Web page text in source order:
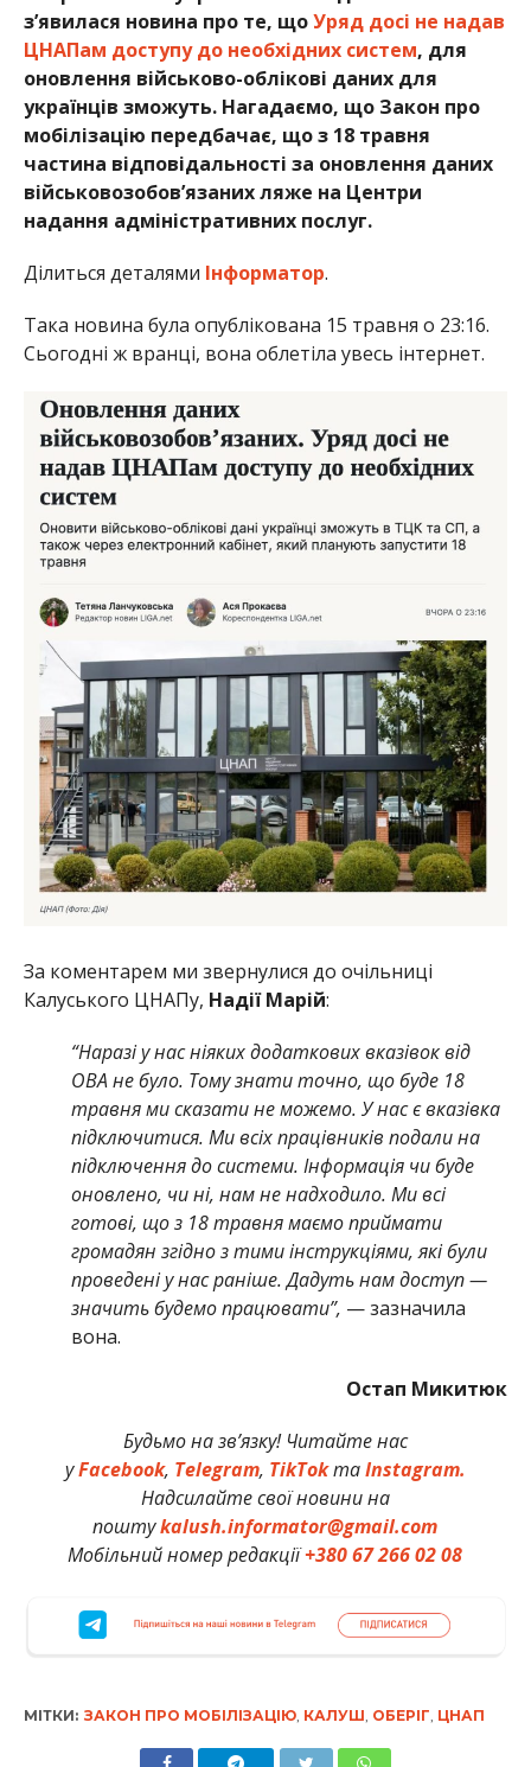
з’явилася новина про те, щоУряд досі не надав
ЦНАПам доступу до необхідних систем, для
оновлення військово-облікові даних для
українців зможуть. Нагадаємо, що Закон про
мобілізацію передбачає, що з 18 травня
частина відповідальності за оновлення даних
військовозобов’язаних ляже на Центри
надання адміністративних послуг.
Ділиться деталями Інформатор.
Така новина була опублікована 15 травня о 23:16.
Сьогодні ж вранці, вона облетіла увесь інтернет.
За коментарем ми звернулися до очільниці
Калуського ЦНАПу, Надії Марій:
“Наразі у нас ніяких додаткових вказівок від
ОВА не було. Тому знати точно, що буде 18
травня ми сказати не можемо. У нас є вказівка
підключитися. Ми всіх працівників подали на
підключення до системи. Інформація чи буде
оновлено, чи ні, нам не надходило. Ми всі
готові, що з 18 травня маємо приймати
громадян згідно з тими інструкціями, які були
проведені у нас раніше. Дадуть нам доступ —
значить будемо працювати”, — зазначила
вона.
Остап Микитюк
Будьмо на зв’язку! Читайте нас
уFacebook, Telegram, TikTokтаInstagram.
Надсилайте свої новини на
поштуkalush.informator@gmail.com
Мобільний номер редакції+380 67 266 02 08
МІТКИ: ЗАКОН ПРО МОБІЛІЗАЦІЮ, КАЛУШ ОБЕРІГ ЦНАП